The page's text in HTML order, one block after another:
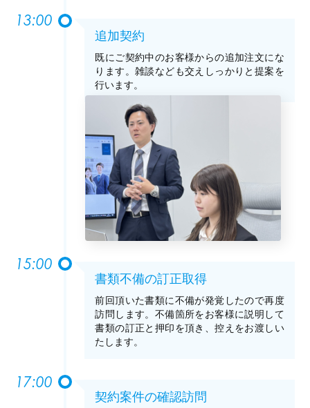
13:00
追加契約
既にご契約中のお客様からの追加注文にな
ります。雑談なども交えしっかりと提案を
行います。
15:00
書類不備の訂正取得
前回頂いた書類に不備が発覚したので再度
訪問します。不備箇所をお客様に説明して
書類の訂正と押印を頂き、控えをお渡しい
たします。
17:00
契約案件の確認訪問